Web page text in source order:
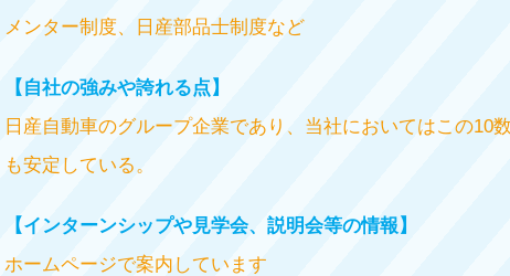
メンター制度、日産部品士制度など
【自社の強みや誇れる点】
日産自動車のグループ企業であり、当社においてはこの10
も安定している。
【インターンシップや見学会、説明会等の情報】
ホームページで案内しています